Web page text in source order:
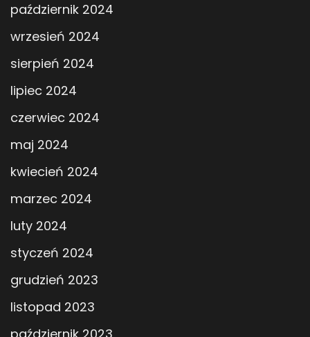
październik 2024
wrzesień 2024
sierpień 2024
lipiec 2024
czerwiec 2024
maj 2024
kwiecień 2024
marzec 2024
luty 2024
styczeń 2024
grudzień 2023
listopad 2023